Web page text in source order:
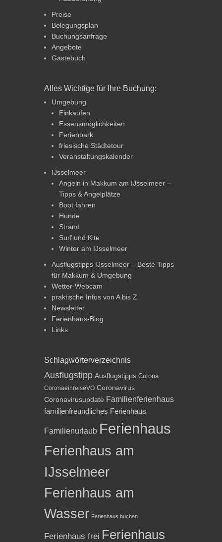
Preise
Belegungsplan
Buchungsanfrage
Angebote
Gästebuch
Alles Wichtige für Ihre Buchung:
Umgebung
Einkaufen
Essensmöglichkeiten
Ferienpark
friesische Städtetour
Veranstaltungskalender
IJsselmeer
Angeln in Makkum am IJsselmeer –
Tipps & Angelplätze
Boot fahren
Hunde
Strand
Surf und Kite
Winter am IJsselmeer
Ausflugstipps IJsselmeer – Beste Tipps
für Makkum & Umgebung
Wetter-Webcam
praktische Infos von A bis Z
Newsletter
Ferienhaus-Blog
Links
Schlagwörterverzeichnis
Ausflugstipp Ausflugstipps Corona
CoronaeinreiseVO Coronavirus
Coronavirusupdate Familienferienhaus
familienfreundliches Ferienhaus
Familienurlaub Ferienhaus
Ferienhaus am
IJsselmeer
Ferienhaus am
Wasser Ferienhaus buchen
Ferienhaus frei Ferienhaus